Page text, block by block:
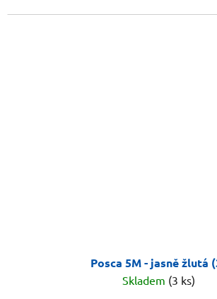
Posca 5M - jasně žlutá
Skladem (3 ks)